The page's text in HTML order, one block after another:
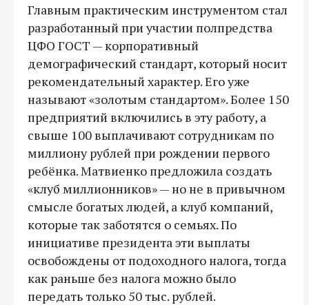
Главным практическим инструментом стал
разработанный при участии полпредства
ЦФО ГОСТ — корпоративный
демографический стандарт, который носит
рекомендательный характер. Его уже
называют «золотым стандартом». Более 150
предприятий включились в эту работу, а
свыше 100 выплачивают сотрудникам по
миллиону рублей при рождении первого
ребёнка. Матвиенко предложила создать
«клуб миллионников» — но не в привычном
смысле богатых людей, а клуб компаний,
которые так заботятся о семьях. По
инициативе президента эти выплаты
освобождены от подоходного налога, тогда
как раньше без налога можно было
передать только 50 тыс. рублей.